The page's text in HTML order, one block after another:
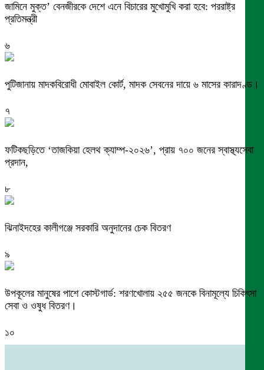
জামিনে মুক্ত’ বেনজীরকে দেশে এনে বিচারের মুখোমুখি করা হবে: পররাষ্ট্র
প্রতিমন্ত্রী
৬
পুটিজানায় মাদকবিরোধী মোবাইল কোর্ট, মাদক সেবনের দায়ে ৬ মাসের কারাদণ্ড।
৭
ফটিকছড়িতে ‘তাজকিয়া হেলথ ক্যাম্প-২০২৬’, প্রায় ৭০০ জনের স্বাস্থ্যসেবা
প্রদান,
৮
ঝিনাইদহের কালীগঞ্জে সরকারি অনুদানের চেক বিতরণ
৯
উপকূলের মানুষের পাশে কোস্টগার্ড: শরণখোলায় ২৫৫ জনকে বিনামূল্যে চিকিৎসা
সেবা ও ওষুধ বিতরণ।
১০